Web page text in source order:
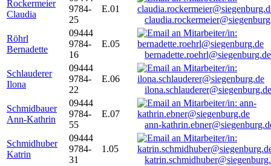
Rockermeier
Claudia
9784-
25
E.01
Röhrl
Bernadette
09444
9784-
16
E.05
bernadette.roehrl@siegenburg.de
Schlauderer
Ilona
09444
9784-
22
E.06
ilona.schlauderer@siegenburg.de
Schmidbauer
Ann-Kathrin
09444
9784-
55
E.07
ann-
Schmidhuber
Katrin
09444
9784-
31
1.05